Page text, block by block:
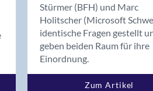
Stürmer (BFH) und Marc
Holitscher (Microsoft
identische Fragen gestellt
geben beiden Raum für ihre
Einordnung.
Zum Artikel